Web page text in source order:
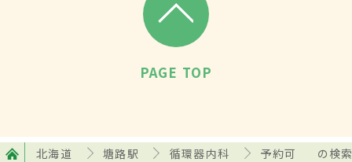
PAGE TOP
北海道 塘路駅 循環器内科 予約可 の検